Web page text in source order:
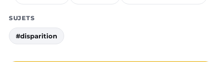
SUJETS
#disparition